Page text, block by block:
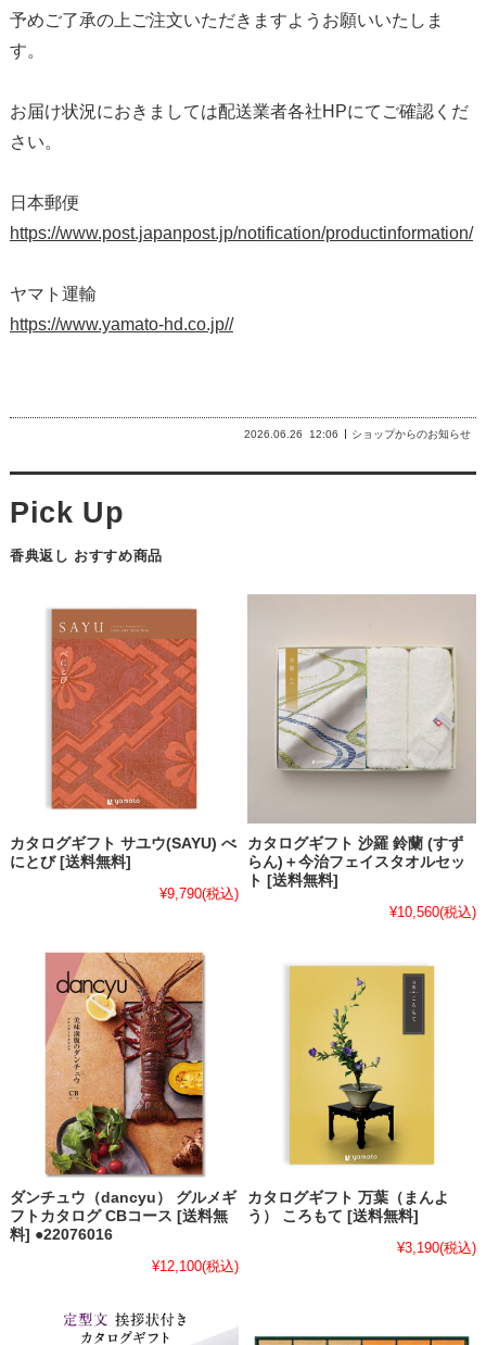
予めご了承の上ご注文いただきますようお願いいたしま
す。
お届け状況におきましては配送業者各社HPにてご確認くだ
さい。
日本郵便
https://www.post.japanpost.jp/notification/productinformation/
ヤマト運輸
https://www.yamato-hd.co.jp//
2026.06.26 12:06 ショップからのお知らせ
香典返し おすすめ商品
カタログギフト サユウ(SAYU) べ
にとび [送料無料]
¥9,790(税込)
カタログギフト 沙羅 鈴蘭 (すず
らん)＋今治フェイスタオルセッ
ト [送料無料]
¥10,560(税込)
ダンチュウ（dancyu） グルメギ
フトカタログ CBコース [送料無
料] ●22076016
¥12,100(税込)
カタログギフト 万葉（まんよ
う） ころもて [送料無料]
¥3,190(税込)